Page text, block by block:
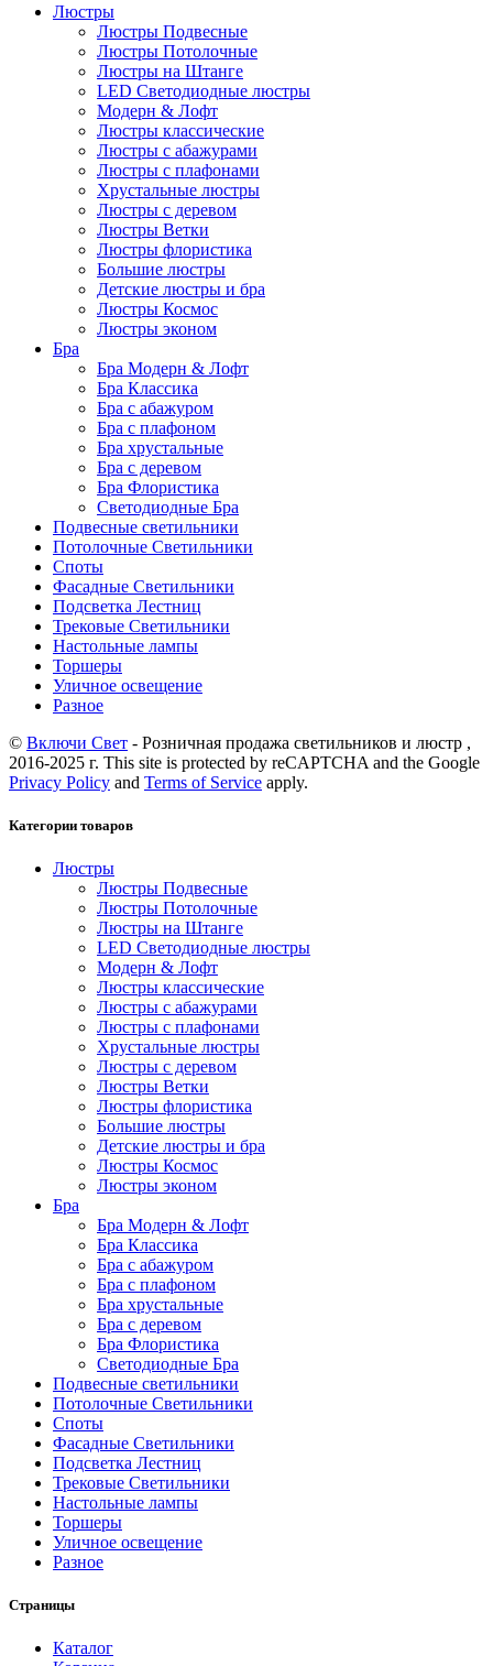
Люстры
Люстры Подвесные
Люстры Потолочные
Люстры на Штанге
LED Светодиодные люстры
Модерн & Лофт
Люстры классические
Люстры с абажурами
Люстры с плафонами
Хрустальные люстры
Люстры с деревом
Люстры Ветки
Люстры флористика
Большие люстры
Детские люстры и бра
Люстры Космос
Люстры эконом
Бра
Бра Модерн & Лофт
Бра Классика
Бра с абажуром
Бра с плафоном
Бра хрустальные
Бра с деревом
Бра Флористика
Светодиодные Бра
Подвесные светильники
Потолочные Светильники
Споты
Фасадные Светильники
Подсветка Лестниц
Трековые Светильники
Настольные лампы
Торшеры
Уличное освещение
Разное
© Включи Свет - Розничная продажа светильников и люстр ,
2016-2025 г. This site is protected by reCAPTCHA and the Google
Privacy Policy and Terms of Service apply.
Категории товаров
Люстры
Люстры Подвесные
Люстры Потолочные
Люстры на Штанге
LED Светодиодные люстры
Модерн & Лофт
Люстры классические
Люстры с абажурами
Люстры с плафонами
Хрустальные люстры
Люстры с деревом
Люстры Ветки
Люстры флористика
Большие люстры
Детские люстры и бра
Люстры Космос
Люстры эконом
Бра
Бра Модерн & Лофт
Бра Классика
Бра с абажуром
Бра с плафоном
Бра хрустальные
Бра с деревом
Бра Флористика
Светодиодные Бра
Подвесные светильники
Потолочные Светильники
Споты
Фасадные Светильники
Подсветка Лестниц
Трековые Светильники
Настольные лампы
Торшеры
Уличное освещение
Разное
Страницы
Каталог